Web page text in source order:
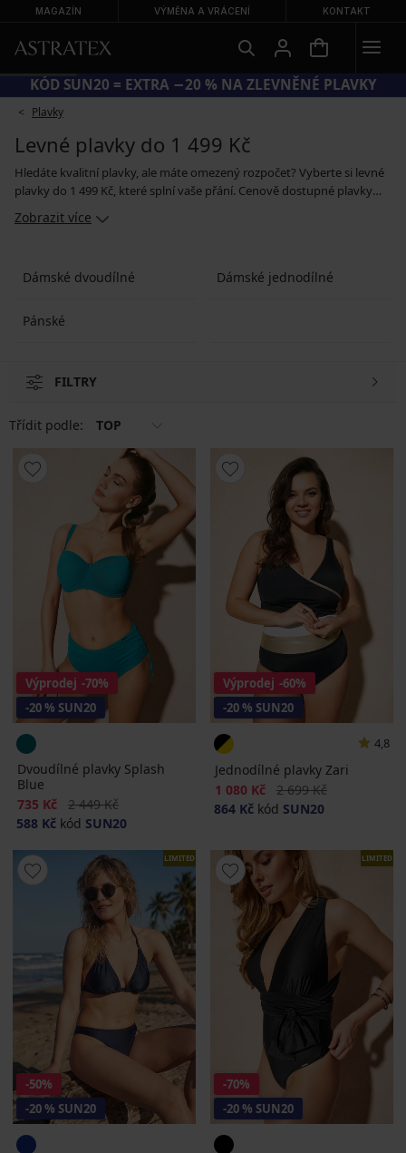
MAGAZÍN VÝMĚNA A VRÁCENÍ KONTAKT
KÓD SUN20 = EXTRA −20 % NA ZLEVNĚNÉ PLAVKY
Plavky
Levné plavky do 1 499 Kč
Hledáte kvalitní plavky, ale máte omezený rozpočet? Vyberte si levné
plavky do 1 499 Kč, které splní vaše přání. Cenově dostupné plavky
máme v mnoha velikostech, barvách i střizích.
Zobrazit více
Dámské dvoudílné Dámské jednodílné
Pánské
FILTRY
Třídit podle: TOP
Výprodej -70%
-20 % SUN20
Dvoudílné plavky Splash
Blue
Sleva
735 Kč Původní cena
2 449 Kč
588 Kč kód SUN20
Výprodej -60%
-20 % SUN20
4,8
Jednodílné plavky Zari
Sleva
1 080 Kč Původní cena
2 699 Kč
864 Kč kód SUN20
LIMITED
-50%
-20 % SUN20
LIMITED
-70%
-20 % SUN20